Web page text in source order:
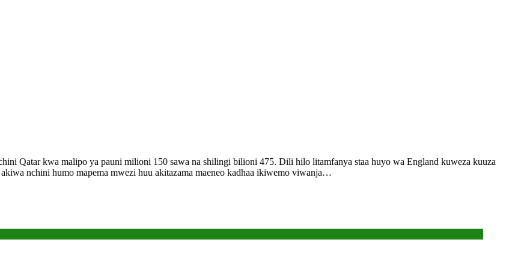
Qatar kwa malipo ya pauni milioni 150 sawa na shilingi bilioni 475. Dili hilo litamfanya staa huyo wa England kuweza kuuza
nchini humo mapema mwezi huu akitazama maeneo kadhaa ikiwemo viwanja…